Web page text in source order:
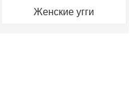
Женские угги